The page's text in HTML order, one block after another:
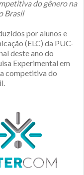
do gênero na
Brasil
por alunos e
(ELC) da PUC-
deste ano do
Experimental em
competitiva do